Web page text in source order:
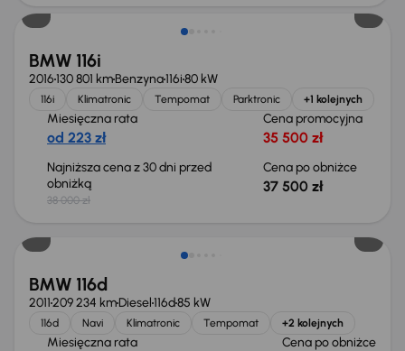
BMW 116i
2016130 801 kmBenzyna116i80 kW
116i Klimatronic Tempomat Parktronic +1 kolejnych
Miesięczna rata
od 223 zł
Cena promocyjna
35 500 zł
Najniższa cena z 30 dni przed
obniżką
38 000 zł
Cena po obniżce
37 500 zł
BMW 116d
2011209 234 kmDiesel116d85 kW
116d Navi Klimatronic Tempomat +2 kolejnych
Miesięczna rata Cena po obniżce